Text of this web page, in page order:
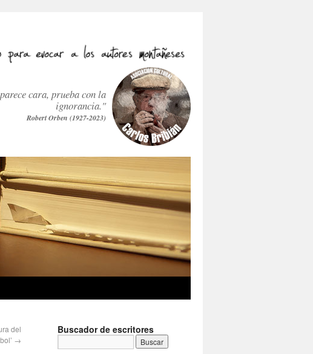
cara, prueba con la
ignorancia."
Robert Orben (1927-2023)
del
→
Buscador de escritores